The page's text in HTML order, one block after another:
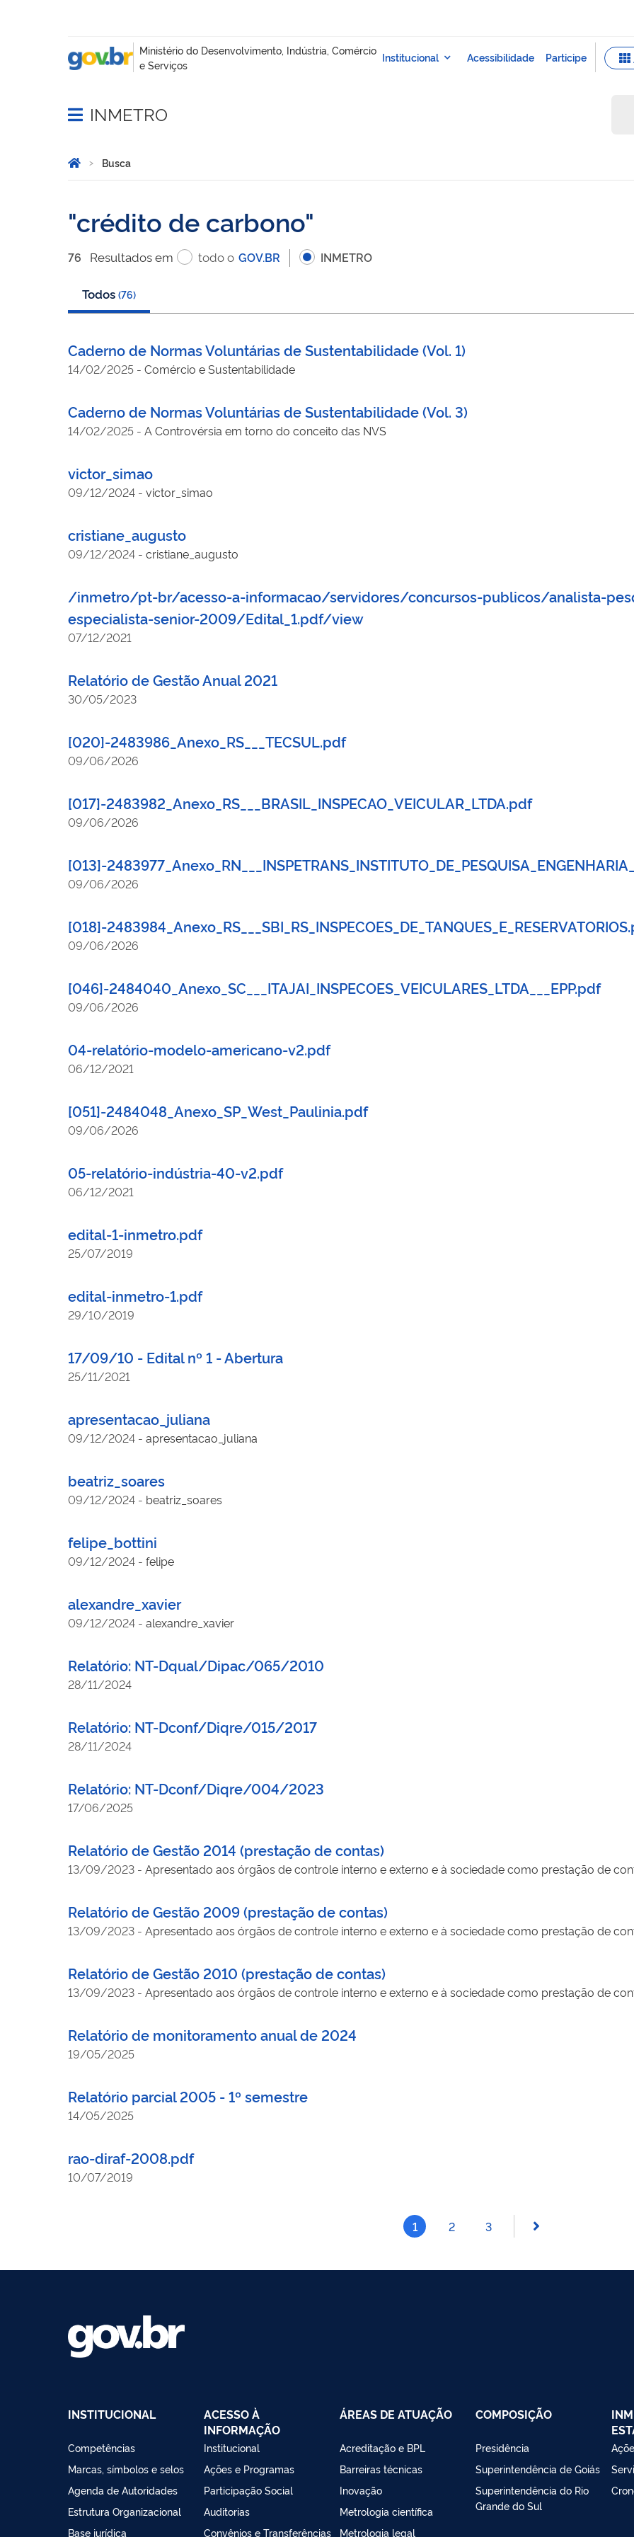
Abrir menu principal de navegação
INMETRO
Você está aqui:
Página Inicial
Busca
crédito de carbono
76 Resultadosem todo o GOV.BR INMETRO
Todos (76)
Caderno de Normas Voluntárias de Sustentabilidade (Vol. 1)
14/02/2025 - Comércio e Sustentabilidade
Caderno de Normas Voluntárias de Sustentabilidade (Vol. 3)
14/02/2025 - A Controvérsia em torno do conceito das NVS
victor_simao
09/12/2024 - victor_simao
cristiane_augusto
09/12/2024 - cristiane_augusto
/inmetro/pt-br/acesso-a-informacao/servidores/concursos-publicos/analista-
especialista-senior-2009/Edital_1.pdf/view
07/12/2021
Relatório de Gestão Anual 2021
30/05/2023
[020]-2483986_Anexo_RS___TECSUL.pdf
09/06/2026
[017]-2483982_Anexo_RS___BRASIL_INSPECAO_VEICULAR_LTDA.pdf
09/06/2026
[013]-
09/06/2026
[018]-
09/06/2026
[046]-2484040_Anexo_SC___ITAJAI_INSPECOES_VEICULARES_LTDA___EPP.pdf
09/06/2026
04-relatório-modelo-americano-v2.pdf
06/12/2021
[051]-2484048_Anexo_SP_West_Paulinia.pdf
09/06/2026
05-relatório-indústria-40-v2.pdf
06/12/2021
edital-1-inmetro.pdf
25/07/2019
edital-inmetro-1.pdf
29/10/2019
17/09/10 - Edital nº 1 - Abertura
25/11/2021
apresentacao_juliana
09/12/2024 - apresentacao_juliana
beatriz_soares
09/12/2024 - beatriz_soares
felipe_bottini
09/12/2024 - felipe
alexandre_xavier
09/12/2024 - alexandre_xavier
Relatório: NT-Dqual/Dipac/065/2010
28/11/2024
Relatório: NT-Dconf/Diqre/015/2017
28/11/2024
Relatório: NT-Dconf/Diqre/004/2023
17/06/2025
Relatório de Gestão 2014 (prestação de contas)
13/09/2023 - Apresentado aos órgãos de controle interno e externo e à sociedade como prestação de
Relatório de Gestão 2009 (prestação de contas)
13/09/2023 - Apresentado aos órgãos de controle interno e externo e à sociedade como prestação de
Relatório de Gestão 2010 (prestação de contas)
13/09/2023 - Apresentado aos órgãos de controle interno e externo e à sociedade como prestação de
Relatório de monitoramento anual de 2024
19/05/2025
Relatório parcial 2005 - 1º semestre
14/05/2025
rao-diraf-2008.pdf
10/07/2019
1 2 3
INSTITUCIONAL
Competências
Marcas, símbolos e selos
Agenda de Autoridades
Estrutura Organizacional
Base jurídica
ACESSO À
INFORMAÇÃO
Institucional
Ações e Programas
Participação Social
Auditorias
Convênios e Transferências
ÁREAS DE ATUAÇÃO
Acreditação e BPL
Barreiras técnicas
Inovação
Metrologia científica
Metrologia legal
COMPOSIÇÃO
Presidência
Superintendência de Goiás
Superintendência do Rio
Grande do Sul